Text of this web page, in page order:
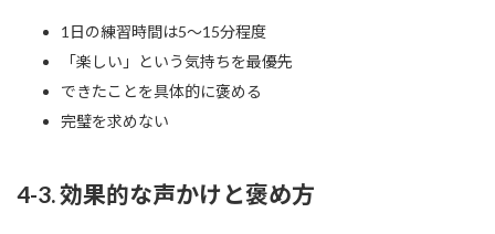
1日の練習時間は5〜15分程度
「楽しい」という気持ちを最優先
できたことを具体的に褒める
完璧を求めない
4-3. 効果的な声かけと褒め方